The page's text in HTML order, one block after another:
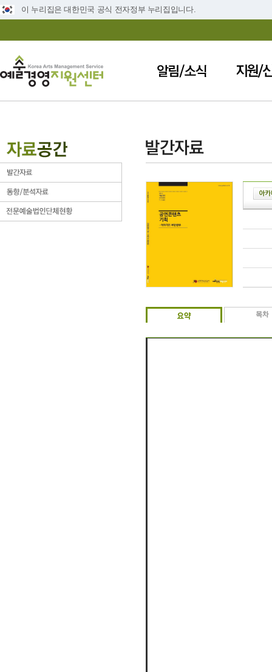
이 누리집은 대한민국 공식 전자정부 누리집입니다.